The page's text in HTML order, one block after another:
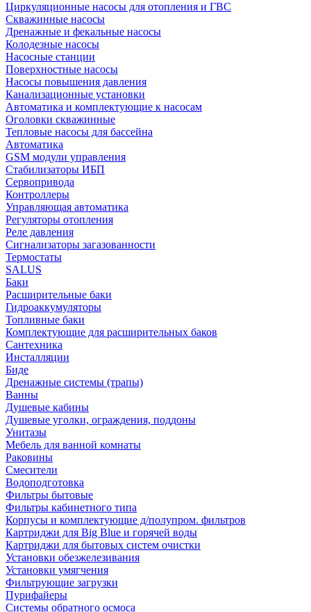
Циркуляционные насосы для отопления и ГВС
Скважинные насосы
Дренажные и фекальные насосы
Колодезные насосы
Насосные станции
Поверхностные насосы
Насосы повышения давления
Канализационные установки
Автоматика и комплектующие к насосам
Оголовки скважинные
Тепловые насосы для бассейна
Автоматика
GSM модули управления
Стабилизаторы ИБП
Сервопривода
Контроллеры
Управляющая автоматика
Регуляторы отопления
Реле давления
Сигнализаторы загазованности
Термостаты
SALUS
Баки
Расширительные баки
Гидроаккумуляторы
Топливные баки
Комплектующие для расширительных баков
Сантехника
Инсталляции
Биде
Дренажные системы (трапы)
Ванны
Душевые кабины
Душевые уголки, ограждения, поддоны
Унитазы
Мебель для ванной комнаты
Раковины
Смесители
Водоподготовка
Фильтры бытовые
Фильтры кабинетного типа
Корпусы и комплектующие д/полупром. фильтров
Картриджи для Big Blue и горячей воды
Картриджи для бытовых систем очистки
Установки обезжелезивания
Установки умягчения
Фильтрующие загрузки
Пурифайеры
Системы обратного осмоса